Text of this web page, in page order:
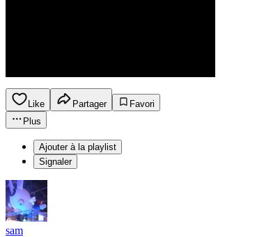
Like Partager
Favori
Plus
Ajouter à la playlist
Signaler
sam